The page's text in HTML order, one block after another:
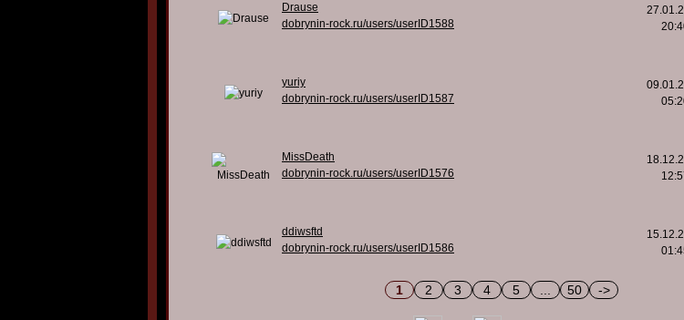
Drause
dobrynin-rock.ru/users/userID1588
yuriy
dobrynin-rock.ru/users/userID1587
MissDeath
dobrynin-rock.ru/users/userID1576
ddiwsftd
dobrynin-rock.ru/users/userID1586
1 2 3 4 5 50 ->